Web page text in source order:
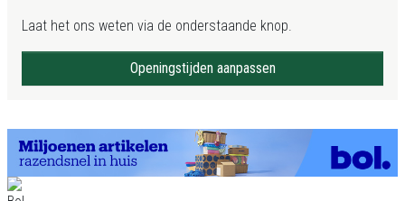
Laat het ons weten via de onderstaande knop.
Openingstijden aanpassen